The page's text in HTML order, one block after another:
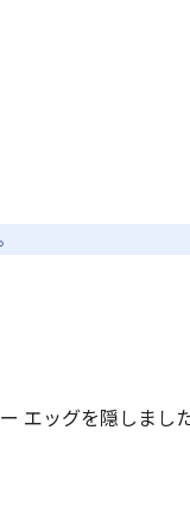
エッグを隠しました